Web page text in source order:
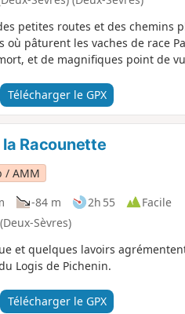
petites routes et des chemins
où pâturent les vaches de race
et de magnifiques point de
Télécharger le GPX
Racounette
/ AMM
-84 m 2h 55
Facile
Sèvres)
et quelques lavoirs
Logis de Pichenin.
Télécharger le GPX